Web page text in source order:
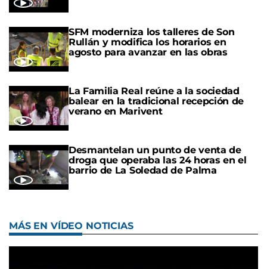
SFM moderniza los talleres de Son
Rullán y modifica los horarios en
agosto para avanzar en las obras
La Familia Real reúne a la sociedad
balear en la tradicional recepción de
verano en Marivent
Desmantelan un punto de venta de
droga que operaba las 24 horas en el
barrio de La Soledad de Palma
MÁS EN VÍDEO NOTICIAS